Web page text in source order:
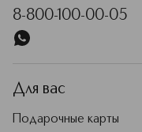
8-800-100-00-05
Для вас
Подарочные карты